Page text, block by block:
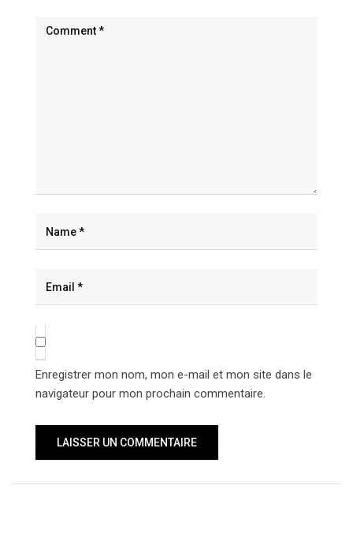
Enregistrer mon nom, mon e-mail et mon site dans le
navigateur pour mon prochain commentaire.